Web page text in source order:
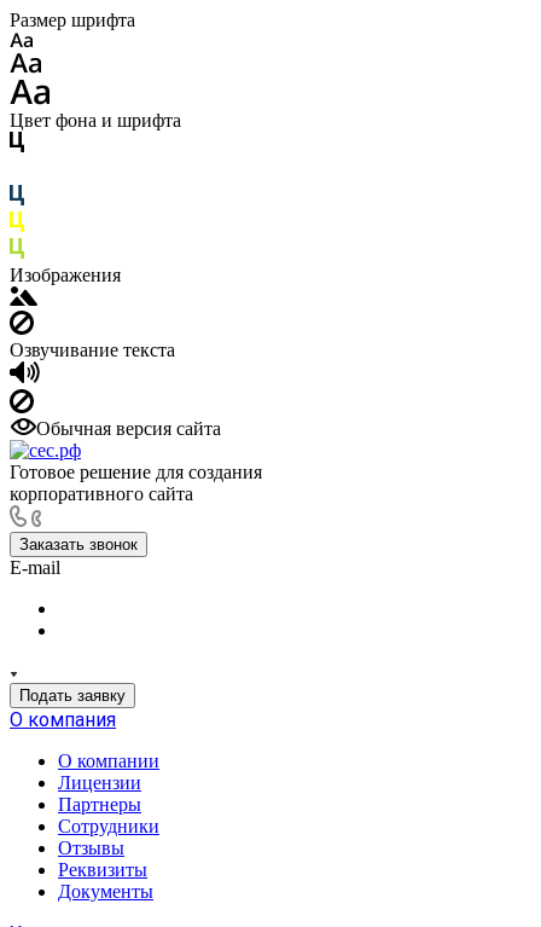
Размер шрифта
Цвет фона и шрифта
Изображения
Озвучивание текста
Обычная версия сайта
Готовое решение для создания
корпоративного сайта
Заказать звонок
E-mail
Подать заявку
О компания
О компании
Лицензии
Партнеры
Сотрудники
Отзывы
Реквизиты
Документы